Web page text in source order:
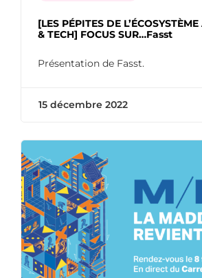
[LES PÉPITES DE
& TECH] FOCUS SUR…Fasst
Présentation de Fasst.
15 décembre 2022